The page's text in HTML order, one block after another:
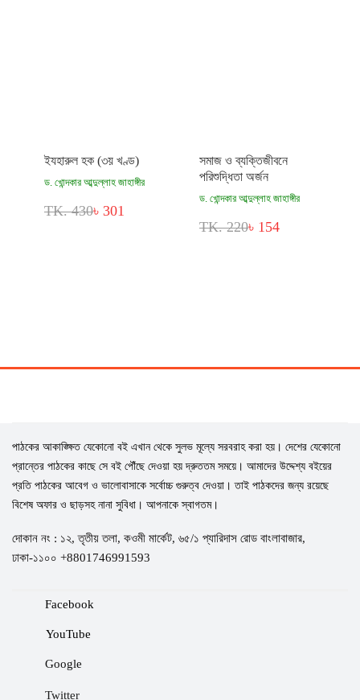
ইযহারুল হক (৩য় খণ্ড)
ড. খোন্দকার আব্দুল্লাহ জাহাঙ্গীর
TK. 430৳ 301
সমাজ ও ব্যক্তিজীবনে
পরিশুদ্ধিতা অর্জন
ড. খোন্দকার আব্দুল্লাহ জাহাঙ্গীর
TK. 220৳ 154
পাঠকের আকাঙ্ক্ষিত যেকোনো বই এখান থেকে সুলভ মূল্যে সরবরাহ করা হয়। দেশের যেকোনো
প্রান্তের পাঠকের কাছে সে বই পৌঁছে দেওয়া হয় দ্রুততম সময়ে। আমাদের উদ্দেশ্য বইয়ের
প্রতি পাঠকের আবেগ ও ভালোবাসাকে সর্বোচ্চ গুরুত্ব দেওয়া। তাই পাঠকদের জন্য রয়েছে
বিশেষ অফার ও ছাড়সহ নানা সুবিধা। আপনাকে স্বাগতম।
দোকান নং : ১২, তৃতীয় তলা, কওমী মার্কেট, ৬৫/১ প্যারিদাস রোড বাংলাবাজার,
ঢাকা-১১০০ +8801746991593
Facebook
YouTube
Google
Twitter